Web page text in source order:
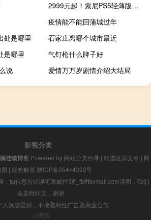
2999元起！索尼PS5轻薄版国行预售：更轻更薄 性能不减
疫情能不能回蒲城过年
处是哪里
石家庄离哪个城市最近
是哪里
气钉枪什么牌子好
说
爱情万万岁剧情介绍大结局
影视分类
咦哇噢博客 Powered by 网站分类目录 | 精选推荐文章 | 网
| 疑难解答 陕ICP备05444392号
，如信息有错误可发邮件到f_fb#foxmail.com说明，我们
会及时纠正，谢谢
人兴趣爱好，不接盈利性广告及商业合作
小男孩